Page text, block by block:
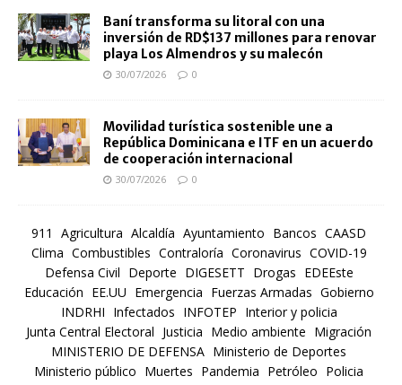
Baní transforma su litoral con una
inversión de RD$137 millones para renovar
playa Los Almendros y su malecón
30/07/2026 0
Movilidad turística sostenible une a
República Dominicana e ITF en un acuerdo
de cooperación internacional
30/07/2026 0
911 Agricultura Alcaldía Ayuntamiento Bancos CAASD
Clima Combustibles Contraloría Coronavirus COVID-19
Defensa Civil Deporte DIGESETT Drogas EDEEste
Educación EE.UU Emergencia Fuerzas Armadas Gobierno
INDRHI Infectados INFOTEP Interior y policia
Junta Central Electoral Justicia Medio ambiente Migración
MINISTERIO DE DEFENSA Ministerio de Deportes
Ministerio público Muertes Pandemia Petróleo Policia